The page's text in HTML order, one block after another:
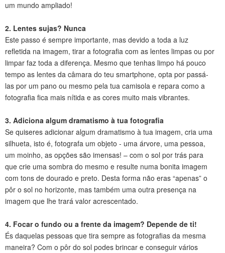
um mundo ampliado!
2. Lentes sujas? Nunca
Este passo é sempre importante, mas devido a toda a luz
refletida na imagem, tirar a fotografia com as lentes limpas ou por
limpar faz toda a diferença. Mesmo que tenhas limpo há pouco
tempo as lentes da câmara do teu smartphone, opta por passá-
las por um pano ou mesmo pela tua camisola e repara como a
fotografia fica mais nítida e as cores muito mais vibrantes.
3. Adiciona algum dramatismo à tua fotografia
Se quiseres adicionar algum dramatismo à tua imagem, cria uma
silhueta, isto é, fotografa um objeto - uma árvore, uma pessoa,
um moinho, as opções são imensas! – com o sol por trás para
que crie uma sombra do mesmo e resulte numa bonita imagem
com tons de dourado e preto. Desta forma não eras “apenas” o
pôr o sol no horizonte, mas também uma outra presença na
imagem que lhe trará valor acrescentado.
4. Focar o fundo ou a frente da imagem? Depende de ti!
És daquelas pessoas que tira sempre as fotografias da mesma
maneira? Com o pôr do sol podes brincar e conseguir vários